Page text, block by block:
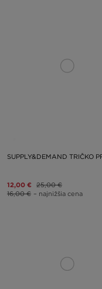
SUPPLY&DEMAND TRIČKO
12,00 € 25,00 €
16,00 € – najnižšia cena